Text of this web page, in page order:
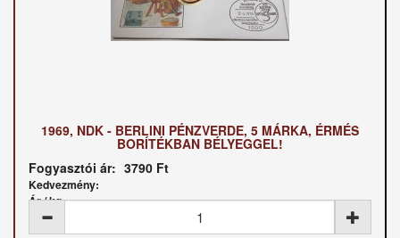
1969, NDK - BERLINI PÉNZVERDE, 5 MÁRKA, ÉRMÉS
BORÍTÉKBAN BÉLYEGGEL!
Fogyasztói ár: 3790 Ft
Kedvezmény:
Ár / kg: